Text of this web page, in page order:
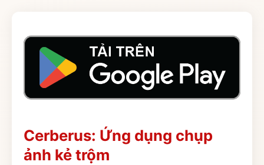
Cerberus: Ứng dụng chụp
ảnh kẻ trộm